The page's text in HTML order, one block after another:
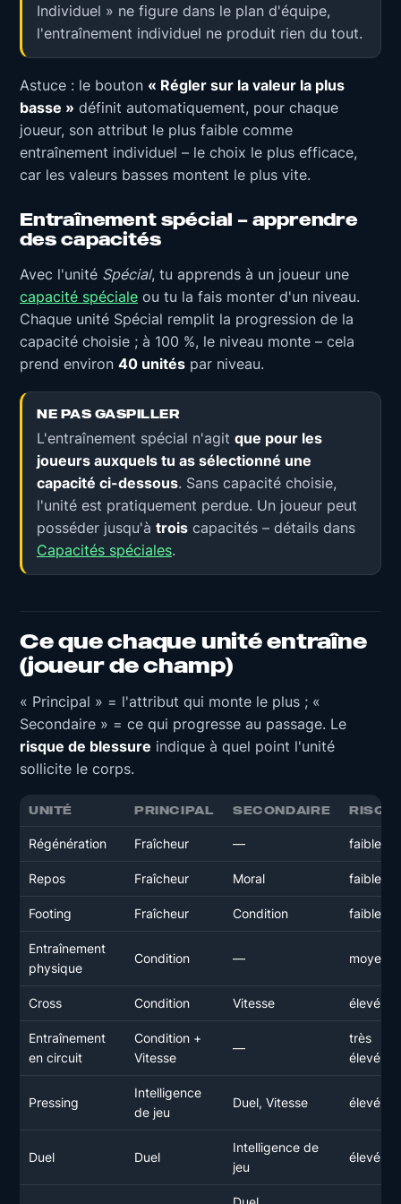
Individuel » ne figure dans le plan d'équipe,
l'entraînement individuel ne produit rien du tout.
Astuce : le bouton « Régler sur la valeur la plus
basse » définit automatiquement, pour chaque
joueur, son attribut le plus faible comme
entraînement individuel – le choix le plus efficace,
car les valeurs basses montent le plus vite.
Entraînement spécial – apprendre
des capacités
Avec l'unité Spécial, tu apprends à un joueur une
capacité spéciale ou tu la fais monter d'un niveau.
Chaque unité Spécial remplit la progression de la
capacité choisie ; à 100 %, le niveau monte – cela
prend environ 40 unités par niveau.
NE PAS GASPILLER
L'entraînement spécial n'agit que pour les
joueurs auxquels tu as sélectionné une
capacité ci-dessous. Sans capacité choisie,
l'unité est pratiquement perdue. Un joueur peut
posséder jusqu'à trois capacités – détails dans
Capacités spéciales.
Ce que chaque unité entraîne
(joueur de champ)
« Principal » = l'attribut qui monte le plus ; «
Secondaire » = ce qui progresse au passage. Le
risque de blessure indique à quel point l'unité
sollicite le corps.
UNITÉ PRINCIPAL SECONDAIRE
Régénération Fraîcheur — faible
Repos Fraîcheur Moral faible
Footing Fraîcheur Condition faible
Entraînement
physique
Condition — moyen
Cross Condition Vitesse élevé
Entraînement
en circuit
Condition +
Vitesse
—
très
élevé
Pressing
Intelligence
de jeu
Duel, Vitesse élevé
Duel Duel
Intelligence de
jeu
élevé